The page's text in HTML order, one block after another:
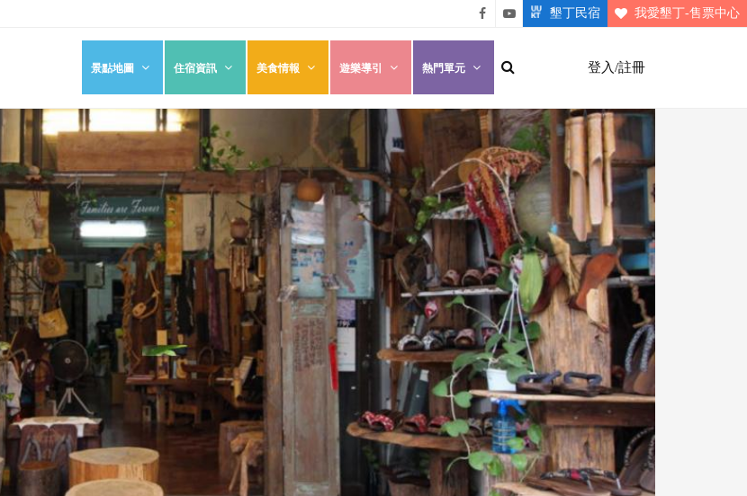
悠遊
墾丁
粉絲
團
墾丁
介紹
墾丁民宿 我愛墾丁-售票中心
登入/註冊
景點地圖 住宿資訊 美食情報 遊樂導引 熱門單元